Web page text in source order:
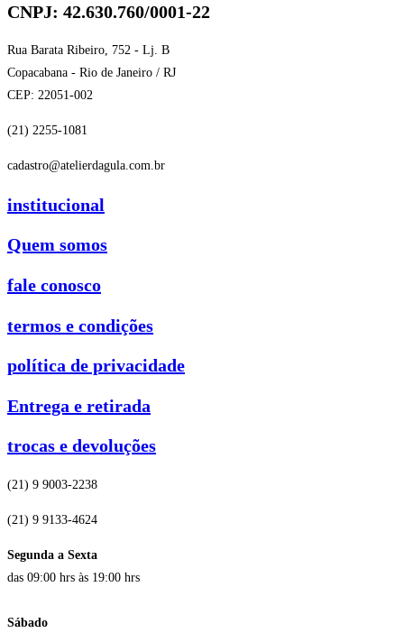
CNPJ: 42.630.760/0001-22
Rua Barata Ribeiro, 752 - Lj. B
Copacabana - Rio de Janeiro / RJ
CEP: 22051-002
(21) 2255-1081
cadastro@atelierdagula.com.br
institucional
Quem somos
fale conosco
termos e condições
política de privacidade
Entrega e retirada
trocas e devoluções
(21) 9 9003-2238
(21) 9 9133-4624
Segunda a Sexta
das 09:00 hrs às 19:00 hrs
Sábado